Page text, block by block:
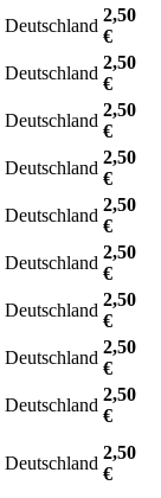
Deutschland
2,50
€
Deutschland
2,50
€
Deutschland
2,50
€
Deutschland
2,50
€
Deutschland
2,50
€
Deutschland
2,50
€
Deutschland
2,50
€
Deutschland
2,50
€
Deutschland
2,50
€
Deutschland
2,50
€